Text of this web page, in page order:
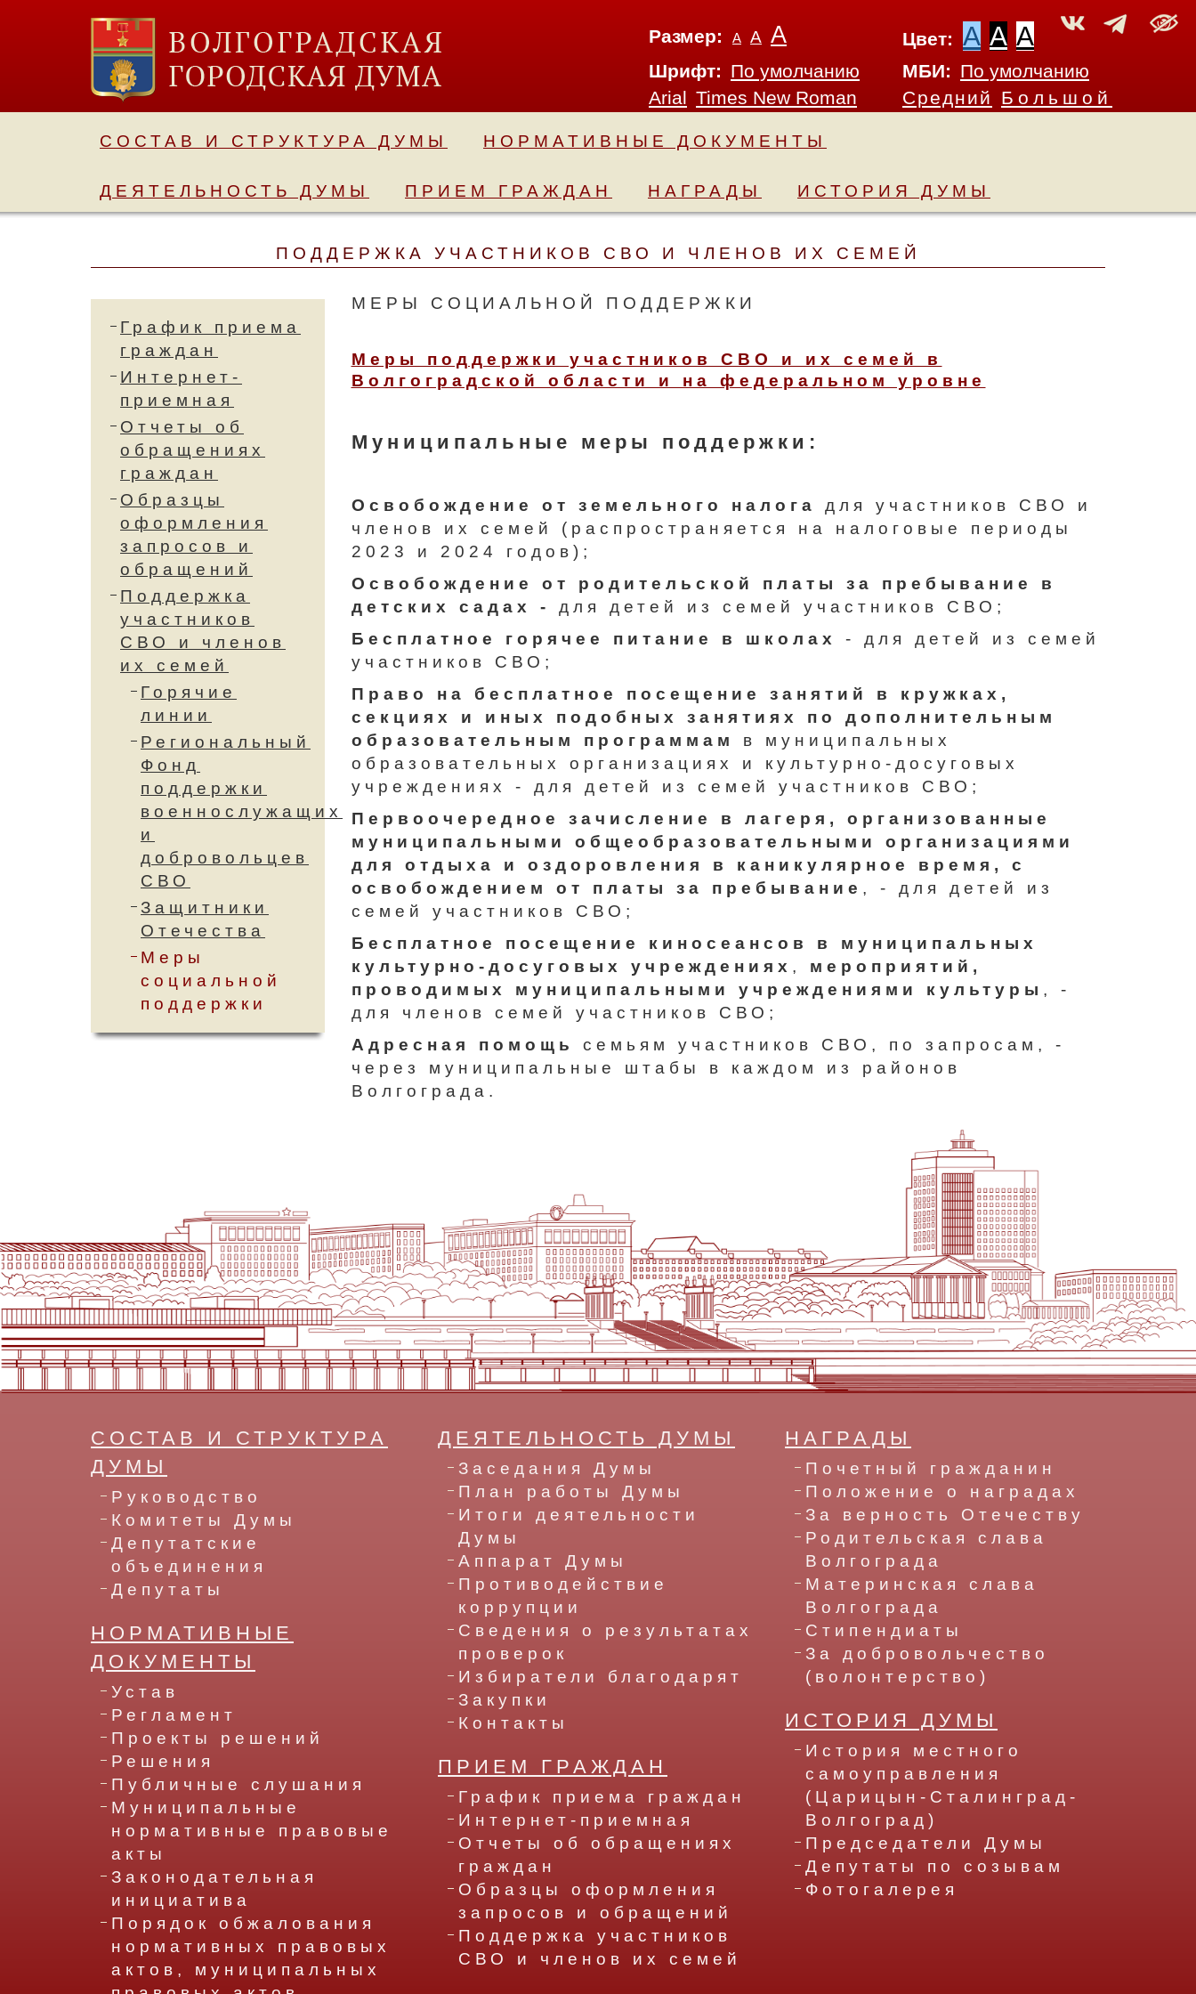
Размер: А А А Цвет: A A A
Шрифт: По умолчанию
Arial Times New Roman
МБИ: По умолчанию
Средний Большой
СОСТАВ И СТРУКТУРА ДУМЫ НОРМАТИВНЫЕ ДОКУМЕНТЫ
ДЕЯТЕЛЬНОСТЬ ДУМЫ ПРИЕМ ГРАЖДАН НАГРАДЫ ИСТОРИЯ ДУМЫ
ПОДДЕРЖКА УЧАСТНИКОВ СВО И ЧЛЕНОВ ИХ СЕМЕЙ
График приема
граждан
Интернет-
приемная
Отчеты об
обращениях
граждан
Образцы
оформления
запросов и
обращений
Поддержка
участников
СВО и членов
их семей
Горячие
линии
Региональный
Фонд
поддержки
военнослужащих
и
добровольцев
СВО
Защитники
Отечества
Меры
социальной
поддержки
МЕРЫ СОЦИАЛЬНОЙ ПОДДЕРЖКИ
Меры поддержки участников СВО и их семей в
Волгоградской области и на федеральном уровне
Муниципальные меры поддержки:
Освобождение от земельного налога
для участников СВО и
членов их семей (распространяется на налоговые периоды
2023 и 2024 годов);
Освобождение от родительской платы за пребывание в
детских садах - для детей из семей участников СВО;
Бесплатное горячее питание в школах
- для детей из семей
участников СВО;
Право на бесплатное посещение занятий в кружках,
секциях и иных подобных занятиях по дополнительным
образовательным программам
в муниципальных
образовательных организациях и культурно-досуговых
учреждениях - для детей из семей участников СВО;
Первоочередное зачисление в лагеря, организованные
муниципальными общеобразовательными организациями
для отдыха и оздоровления в каникулярное время, с
освобождением от платы за пребывание , - для детей из
семей участников СВО;
Бесплатное посещение киносеансов в муниципальных
культурно-досуговых учреждениях , мероприятий,
проводимых муниципальными учреждениями культуры , -
для членов семей участников СВО;
Адресная помощь
семьям участников СВО, по запросам, -
через муниципальные штабы в каждом из районов
Волгограда.
СОСТАВ И СТРУКТУРА
ДУМЫ
Руководство
Комитеты Думы
Депутатские
объединения
Депутаты
НОРМАТИВНЫЕ
ДОКУМЕНТЫ
Устав
Регламент
Проекты решений
Решения
Публичные слушания
Муниципальные
нормативные правовые
акты
Законодательная
инициатива
Порядок обжалования
нормативных правовых
актов, муниципальных
ДЕЯТЕЛЬНОСТЬ ДУМЫ
Заседания Думы
План работы Думы
Итоги деятельности
Думы
Аппарат Думы
Противодействие
коррупции
Сведения о результатах
проверок
Избиратели благодарят
Закупки
Контакты
ПРИЕМ ГРАЖДАН
График приема граждан
Интернет-приемная
Отчеты об обращениях
граждан
Образцы оформления
запросов и обращений
Поддержка участников
СВО и членов их семей
НАГРАДЫ
Почетный гражданин
Положение о наградах
За верность Отечеству
Родительская слава
Волгограда
Материнская слава
Волгограда
Стипендиаты
За добровольчество
(волонтерство)
ИСТОРИЯ ДУМЫ
История местного
самоуправления
(Царицын-Сталинград-
Волгоград)
Председатели Думы
Депутаты по созывам
Фотогалерея